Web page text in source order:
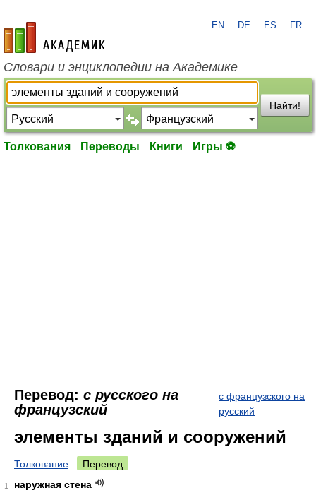
academic.ru
EN DE ES FR
Словари и энциклопедии на Академике
Найти!
Толкования Переводы Книги Игры ⚽
Перевод: с русского на
французский
с французского на
русский
элементы зданий и сооружений
Толкование Перевод
1
наружная стена